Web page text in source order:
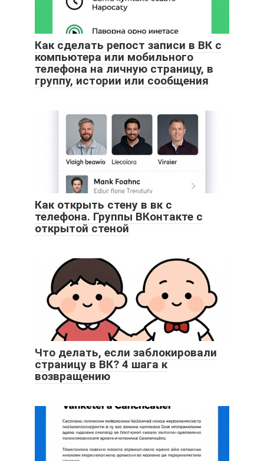
Как сделать репост записи в ВК с
компьютера или мобильного
телефона на личную страницу, в
группу, истории или сообщения
Как открыть стену в вк с
телефона. Группы ВКонтакте с
открытой стеной
Что делать, если заблокировали
страницу в ВК? 4 шага к
возвращению